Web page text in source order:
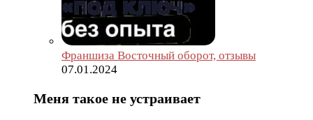
Франшиза Восточный оборот, отзывы
07.01.2024
Меня такое не устраивает